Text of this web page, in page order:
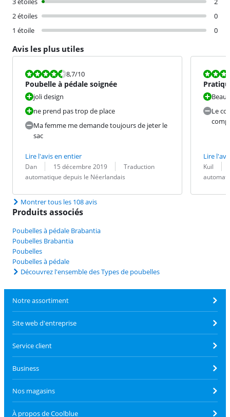
2 étoiles
0
1 étoile
0
Avis les plus utiles
La note est 8,7 sur 10.
8,7/10
Poubelle à pédale soignée
joli design
ne prend pas trop de place
Ma femme me demande toujours de jeter le
sac
Lire l'avis en entier
Évaluation par :
Dan
Date : 15 décembre 2019
Traduction :
Traduction
automatique depuis le Néerlandais
La note est
Le
Lire
Évaluation
Kuil
Date :
Traduction :
Montrer tous les 108 avis
Produits associés
Poubelles à pédale Brabantia
Poubelles Brabantia
Poubelles
Poubelles à pédale
Découvrez l'ensemble des Types de poubelles
Notre assortiment
Site web d'entreprise
Service client
Business
Nos magasins
À propos de Coolblue